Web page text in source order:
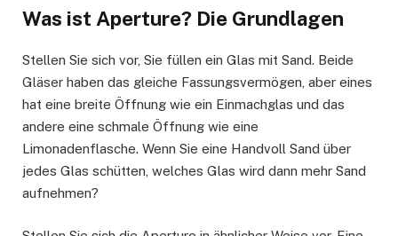
Was ist Aperture? Die Grundlagen
Stellen Sie sich vor, Sie füllen ein Glas mit Sand. Beide
Gläser haben das gleiche Fassungsvermögen, aber eines
hat eine breite Öffnung wie ein Einmachglas und das
andere eine schmale Öffnung wie eine
Limonadenflasche. Wenn Sie eine Handvoll Sand über
jedes Glas schütten, welches Glas wird dann mehr Sand
aufnehmen?